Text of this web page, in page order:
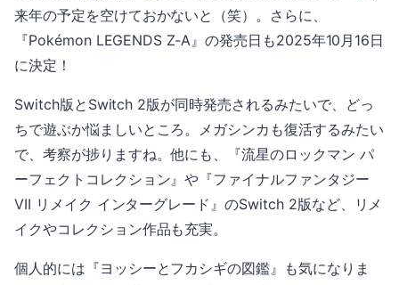
来年の予定を空けておかないと（笑）。さらに、
『Pokémon LEGENDS Z-A』の発売日も2025年10月16日
に決定！
Switch版とSwitch 2版が同時発売されるみたいで、どっ
ちで遊ぶか悩ましいところ。メガシンカも復活するみたい
で、考察が捗りますね。他にも、『流星のロックマン パ
ーフェクトコレクション』や『ファイナルファンタジー
VII リメイク インターグレード』のSwitch 2版など、リメ
イクやコレクション作品も充実。
個人的には『ヨッシーとフカシギの図鑑』も気になりま